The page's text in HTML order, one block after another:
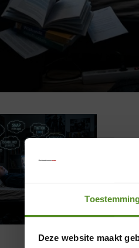
Deze website maakt